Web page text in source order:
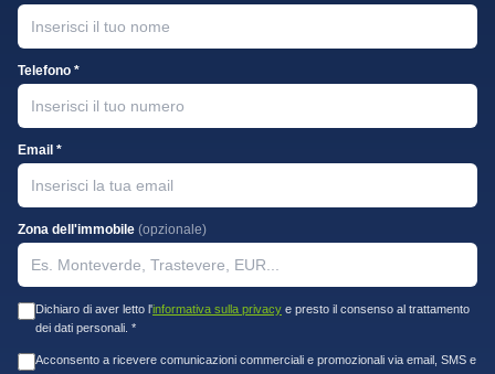
Telefono *
Email *
Zona dell'immobile (opzionale)
Dichiaro di aver letto l'informativa sulla privacy e presto il consenso al trattamento
dei dati personali. *
Acconsento a ricevere comunicazioni commerciali e promozionali via email, SMS e